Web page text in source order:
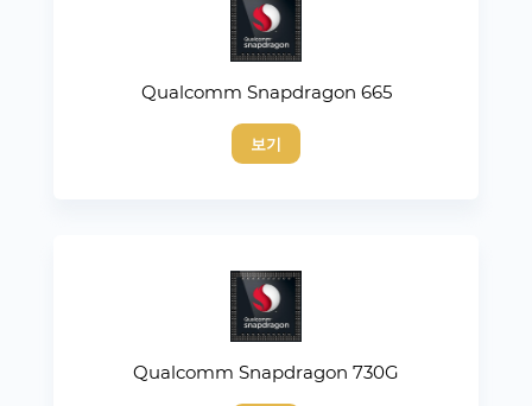
Qualcomm Snapdragon 665
보기
Qualcomm Snapdragon 730G